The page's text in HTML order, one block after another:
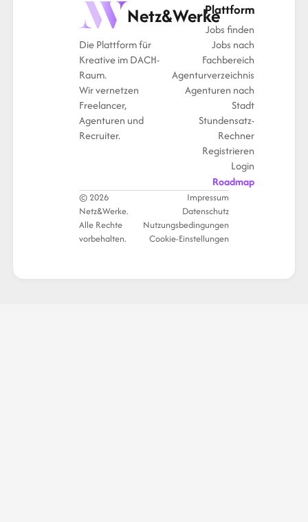
Netz&Werke
Die Plattform für
Kreative im DACH-
Raum.
Wir vernetzen
Freelancer,
Agenturen und
Recruiter.
Plattform
Jobs finden
Jobs nach
Fachbereich
Agenturverzeichnis
Agenturen nach
Stadt
Stundensatz-
Rechner
Registrieren
Login
Roadmap
© 2026
Netz&Werke.
Alle Rechte
vorbehalten.
Impressum
Datenschutz
Nutzungsbedingungen
Cookie-Einstellungen